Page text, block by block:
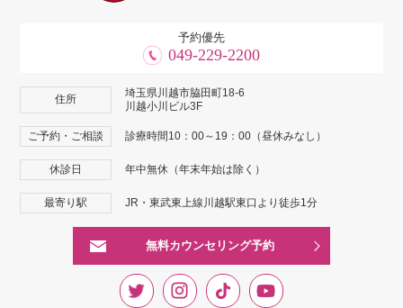
予約優先
049-229-2200
住所
埼玉県川越市脇田町18-6
川越小川ビル3F
ご予約・ご相談 診療時間10：00～19：00（昼休みなし）
休診日 年中無休（年末年始は除く）
最寄り駅 JR・東武東上線川越駅東口より徒歩1分
無料カウンセリング予約